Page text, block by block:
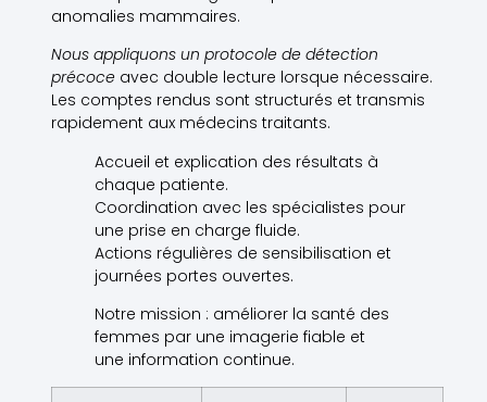
anomalies mammaires.
Nous appliquons un protocole de détection
précoceavec double lecture lorsque nécessaire.
Les comptes rendus sont structurés et transmis
rapidement aux médecins traitants.
Accueil et explication des résultats à
chaque patiente.
Coordination avec les spécialistes pour
une prise en charge fluide.
Actions régulières de sensibilisation et
journées portes ouvertes.
Notre mission : améliorer la santé des
femmes par une imagerie fiable et
une information continue.